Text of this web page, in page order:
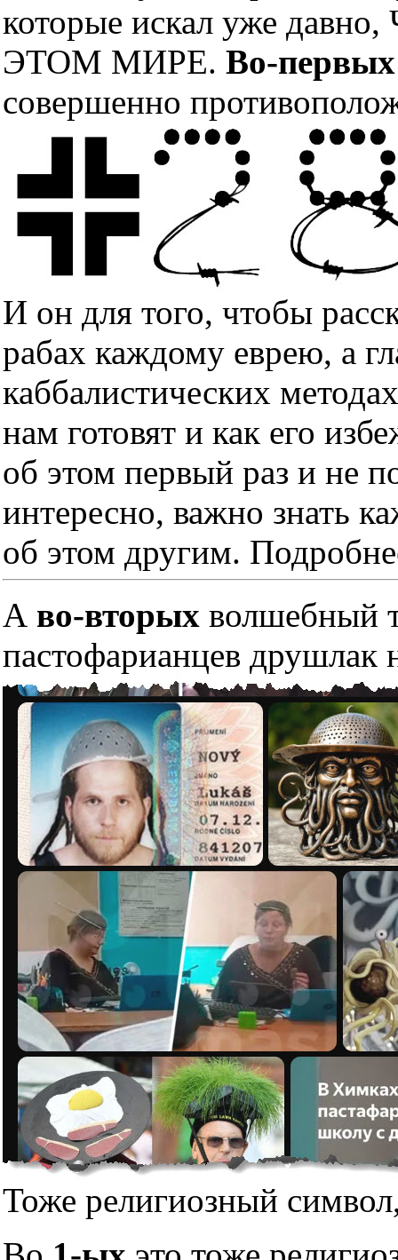
которые искал уже
ЭТОМ МИРЕ. Во-первых
совершенно
И он для того, чтобы
рабах каждому еврею, а
каббалистических
нам готовят и как его
об этом первый раз и не
интересно, важно знать
об этом другим.
А во-вторых волшебный
пастофарианцев друшлак
Тоже религиозный